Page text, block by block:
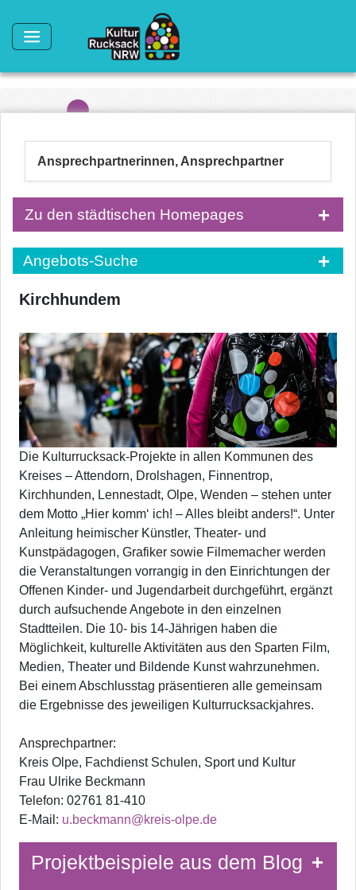
Ansprechpartnerinnen, Ansprechpartner
Zu den städtischen Homepages
Angebots-Suche
Kirchhundem
Die Kulturrucksack-Projekte in allen Kommunen des
Kreises – Attendorn, Drolshagen, Finnentrop,
Kirchhunden, Lennestadt, Olpe, Wenden – stehen unter
dem Motto „Hier komm‘ ich! – Alles bleibt anders!“. Unter
Anleitung heimischer Künstler, Theater- und
Kunstpädagogen, Grafiker sowie Filmemacher werden
die Veranstaltungen vorrangig in den Einrichtungen der
Offenen Kinder- und Jugendarbeit durchgeführt, ergänzt
durch aufsuchende Angebote in den einzelnen
Stadtteilen. Die 10- bis 14-Jährigen haben die
Möglichkeit, kulturelle Aktivitäten aus den Sparten Film,
Medien, Theater und Bildende Kunst wahrzunehmen.
Bei einem Abschlusstag präsentieren alle gemeinsam
die Ergebnisse des jeweiligen Kulturrucksackjahres.
Ansprechpartner:
Kreis Olpe, Fachdienst Schulen, Sport und Kultur
Frau Ulrike Beckmann
Telefon: 02761 81-410
E-Mail: u.beckmann@kreis-olpe.de
Projektbeispiele aus dem Blog